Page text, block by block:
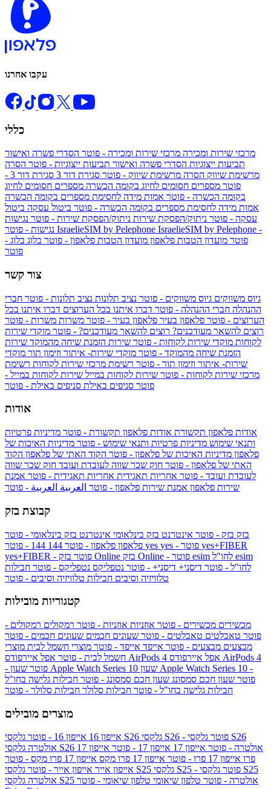
עקבו אחרנו
כללי
מרכזי שירות ומכירה מרכזי שירות ומכירה - פוטר הסדרי פשרה ואישור
תביעות ייצוגיות הסדרי פשרה ואישור תביעות ייצוגיות - פוטר הסרה
מרשימת שיווק הסרה מרשימת שיווק - פוטר סגירת דור 3
סגירת דור 3 -
פוטר מספרים חסומים לחיוג בקומה הכשרה מספרים חסומים לחיוג
בקומה הכשרה - פוטר אמות מידה לחסימת מספרים בקומה הכשרה
אמות מידה לחסימת מספרים בקומה הכשרה - פוטר ביטול עסקה ביטול
עסקה - פוטר ניתוק/הפסקת שירות ניתוק/הפסקת שירות - פוטר נגישות
IsraelieSIM by Pelephone IsraelieSIM by Pelephone -
פוטר מועדון הטבות פלאפון מועדון הטבות פלאפון - פוטר בלוג בלוג -
פוטר
צור קשר
גיוס משווקים גיוס משווקים - פוטר נציב תלונות נציב תלונות - פוטר חברי
ההנהלה חברי ההנהלה - פוטר דברו איתנו בכל הערוצים דברו איתנו בכל
הערוצים - פוטר פלאפון בעיר פלאפון בעיר - פוטר משרות משרות - פוטר
רוצים להשאר מעודכנים? רוצים להשאר מעודכנים? - פוטר מוקדי שירות
לקוחות מוקדי שירות לקוחות - פוטר שירות הזמנת שיחה מהמוקד שירות
הזמנת שיחה מהמוקד - פוטר מוקדי שירות- איתור וזימון תור מוקדי
שירות- איתור וזימון תור - פוטר רשימת מרכזי שירות לקוחות רשימת
מרכזי שירות לקוחות - פוטר שירות לקוחות במייל שירות לקוחות במייל -
פוטר סניפים באילת סניפים באילת - פוטר
אודות
אודות פלאפון תקשורת אודות פלאפון תקשורת - פוטר מדיניות פרטיות
ותנאי שימוש מדיניות פרטיות ותנאי שימוש - פוטר מדיניות האיכות של
פלאפון מדיניות האיכות של פלאפון - פוטר הקוד האתי של פלאפון הקוד
האתי של פלאפון - פוטר חוק שכר שווה לעובדת ועובד חוק שכר שווה
לעובדת ועובד - פוטר אחריות תאגידית אחריות תאגידית - פוטר אמנת
שירות פלאפון אמנת שירות פלאפון - פוטר العربية العربية - פוטר
קבוצת בזק
בזק בזק - פוטר אינטרנט בזק בינלאומי אינטרנט בזק בינלאומי - פוטר
פלאפון פלאפון - פוטר 144 yes
yes+FIBER
yes+FIBER - פוטר בזק Online
esim
לחו"ל - פוטר דיסני+ דיסני+ - פוטר נטפליקס נטפליקס - פוטר חבילות
טלוויזיה וסיבים חבילות טלוויזיה וסיבים - פוטר
קטגוריות מובילות
מכשירים מכשירים - פוטר אוזניות אוזניות - פוטר רמקולים רמקולים -
פוטר טאבלטים טאבלטים - פוטר שעונים חכמים שעונים חכמים - פוטר
מבצעים מבצעים - פוטר אייפד אייפד - פוטר מוצרי חשמל לבית מוצרי
חשמל לבית - פוטר אפל איירפודס AirPods 4 אפל איירפודס AirPods 4
- פוטר שעון Apple Watch Series 10 שעון Apple Watch Series 10 -
פוטר שעון חכם סמסונג שעון חכם סמסונג - פוטר חבילות גלישה בחו"ל
חבילות גלישה בחו"ל - פוטר חבילות סלולר חבילות סלולר - פוטר
מוצרים מובילים
אייפון 16 אייפון 16 - פוטר גלקסי S26 גלקסי S26 - פוטר גלקסי S26
אולטרה
גלקסי S26 אולטרה - פוטר אייפון 17 אייפון 17 - פוטר
אייפון 17
פרו אייפון 17 פרו - פוטר אייפון 17 פרו מקס
אייפון 17 פרו מקס - פוטר
אייפון אייר אייפון אייר - פוטר גלקסי S25 גלקסי S25 - פוטר גלקסי S25
אולטרה
גלקסי S25 אולטרה - פוטר טלפון שיאומי טלפון שיאומי - פוטר